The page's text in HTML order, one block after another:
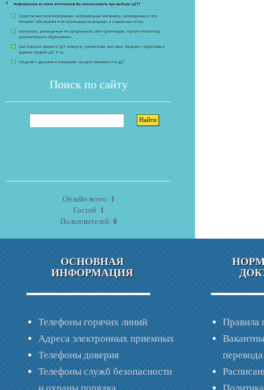
Поиск по сайту
Онлайн всего: 1
Гостей: 1
Пользователей: 0
ОСНОВНАЯ
ИНФОРМАЦИЯ
Телефоны горячих линий
Адреса электронных приемных
Телефоны доверия
Телефоны служб безопасности
Правила
перевода